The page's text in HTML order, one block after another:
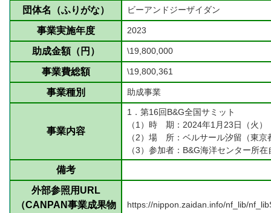
団体名（ふりがな） ビーアンドジーザイダン
事業実施年度 2023
助成金額（円） \19,800,000
事業費総額 \19,800,361
事業種別 助成事業
事業内容
1．第16回B&G全国サミット
（1）時 期：2024年1月23日（火）
（2）場 所：ベルサール汐留（東京
（3）参加者：B&G海洋センター所
備考
外部参照用URL
（CANPAN事業成果物
https://nippon.zaidan.info/nf_lib/